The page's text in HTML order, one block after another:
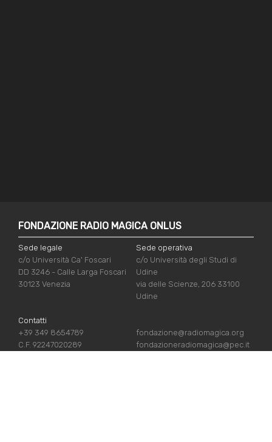
FONDAZIONE RADIO MAGICA ONLUS
Sede legale
c/o Università Ca' Foscari
DD 3246 - Calle Larga Foscari
30123 Venezia
Sede operativa
c/o Università degli Studi di
Udine
via delle Scienze, 206 33100
Udine
Contatti
+39 349 8654789
C.F. 92247020289
fondazione@radiomagica.org
fondazioneradiomagica@pec.it